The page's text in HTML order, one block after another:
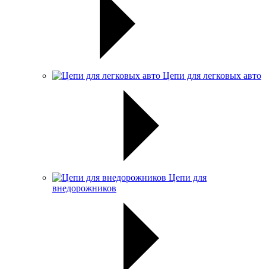
Цепи для легковых авто
Цепи для
внедорожников